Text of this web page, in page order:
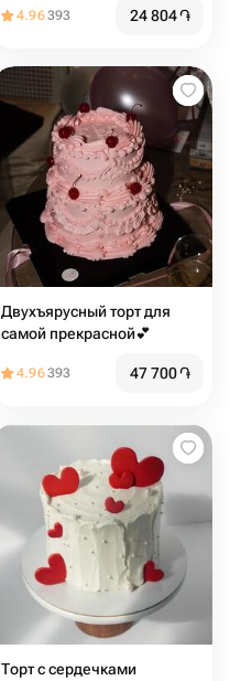
4.96393 24 804֏
Двухъярусный торт для
самой прекрасной💕
4.96393 47 700֏
Торт с сердечками